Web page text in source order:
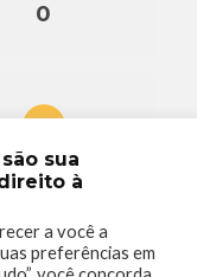
0
0
sua
à
a você a
preferências em